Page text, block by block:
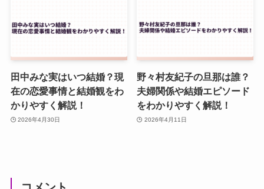
田中みな実はいつ結婚？現
在の恋愛事情と結婚観をわ
かりやすく解説！
2026年4月30日
野々村友紀子の旦那は誰？
夫婦関係や結婚エピソード
をわかりやすく解説！
2026年4月11日